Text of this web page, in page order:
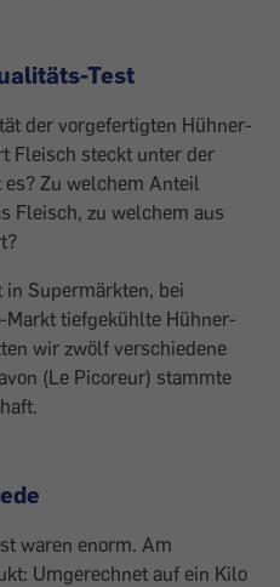
Test
der vor­gefertigten Hühner-
Fleisch steckt unter der
es? Zu welchem Anteil
Fleisch, zu welchem aus
Supermärkten, bei
tiefgekühlte Hühner-
wir zwölf verschiedene
(Le Picoreur) stammte
waren enorm. Am
Umgerechnet auf ein Kilo